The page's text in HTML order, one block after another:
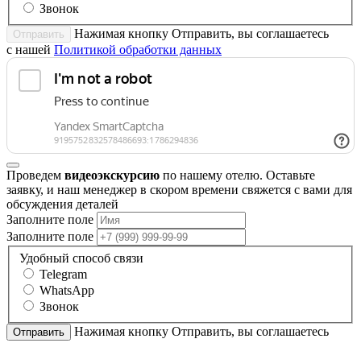
Звонок
Отправить
Нажимая кнопку Отправить, вы соглашаетесь
с нашей Политикой обработки данных
Проведем видеоэкскурсию по нашему отелю. Оставьте
заявку, и наш менеджер в скором времени свяжется с вами для
обсуждения деталей
Заполните поле
Заполните поле
Удобный способ связи
Telegram
WhatsApp
Звонок
Отправить
Нажимая кнопку Отправить, вы соглашаетесь